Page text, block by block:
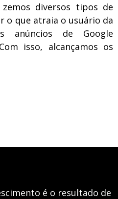
diversos tipos de
o que atraia o usuário da
anúncios de Google
isso, alcançamos os
é o resultado de